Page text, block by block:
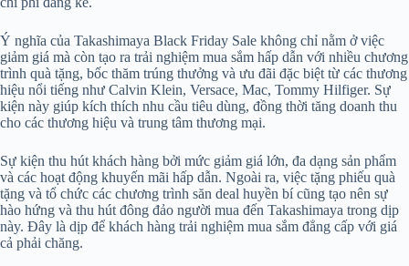
Ý nghĩa của Takashimaya Black Friday Sale không chỉ nằm ở việc
giảm giá mà còn tạo ra trải nghiệm mua sắm hấp dẫn với nhiều chương
trình quà tặng, bốc thăm trúng thưởng và ưu đãi đặc biệt từ các thương
hiệu nổi tiếng như Calvin Klein, Versace, Mac, Tommy Hilfiger. Sự
kiện này giúp kích thích nhu cầu tiêu dùng, đồng thời tăng doanh thu
cho các thương hiệu và trung tâm thương mại.
Sự kiện thu hút khách hàng bởi mức giảm giá lớn, đa dạng sản phẩm
và các hoạt động khuyến mãi hấp dẫn. Ngoài ra, việc tặng phiếu quà
tặng và tổ chức các chương trình săn deal huyền bí cũng tạo nên sự
hào hứng và thu hút đông đảo người mua đến Takashimaya trong dịp
này. Đây là dịp để khách hàng trải nghiệm mua sắm đẳng cấp với giá
cả phải chăng.